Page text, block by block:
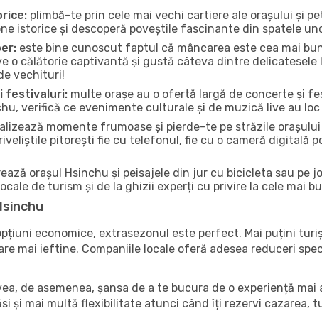
plimbă-te prin cele mai vechi cartiere ale orașului și
istorice și descoperă poveștile fascinante din spatele
este bine cunoscut faptul că mâncarea este cea mai
o călătorie captivantă și gustă câteva dintre
vechituri!
festivaluri: multe orașe au o ofertă largă de concerte și
verifică ce evenimente culturale și de muzică live au loc
momente frumoase și pierde-te pe străzile
pitorești fie cu telefonul, fie cu o cameră digitală
orașul Hsinchu și peisajele din jur cu bicicleta sau pe
de turism și de la ghizii experți cu privire la cele mai
economice, extrasezonul este perfect. Mai puțini
mai ieftine. Companiile locale oferă adesea reduceri
de asemenea, șansa de a te bucura de o experiență
și mai multă flexibilitate atunci când îți rezervi cazarea,